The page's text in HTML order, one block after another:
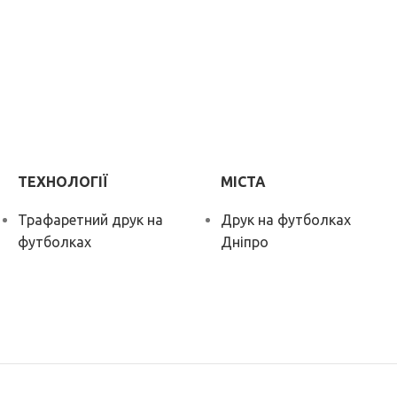
ТЕХНОЛОГІЇ
Трафаретний друк на
футболках
МІСТА
Друк на футболках
Дніпро